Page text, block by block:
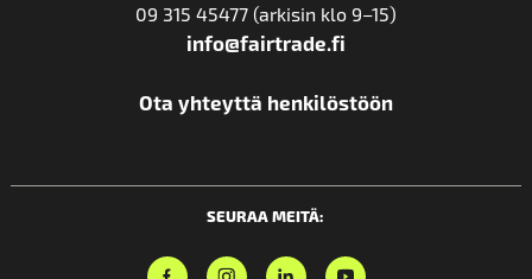
09 315 45477 (arkisin klo 9–15)
info@fairtrade.fi
Ota yhteyttä henkilöstöön
SEURAA MEITÄ: